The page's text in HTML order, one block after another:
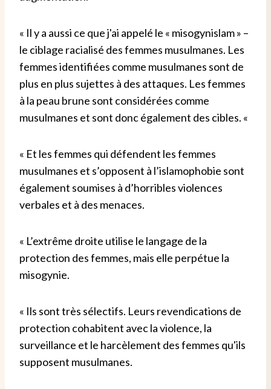
« Il y a aussi ce que j'ai appelé le « misogynislam » –
le ciblage racialisé des femmes musulmanes. Les
femmes identifiées comme musulmanes sont de
plus en plus sujettes à des attaques. Les femmes
à la peau brune sont considérées comme
musulmanes et sont donc également des cibles. «
« Et les femmes qui défendent les femmes
musulmanes et s’opposent à l’islamophobie sont
également soumises à d’horribles violences
verbales et à des menaces.
« L’extrême droite utilise le langage de la
protection des femmes, mais elle perpétue la
misogynie.
« Ils sont très sélectifs. Leurs revendications de
protection cohabitent avec la violence, la
surveillance et le harcèlement des femmes qu'ils
supposent musulmanes.